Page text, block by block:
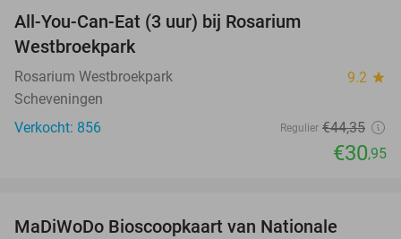
All-You-Can-Eat (3 uur) bij Rosarium
Westbroekpark
Rosarium Westbroekpark 9.2 star
Scheveningen
Verkocht: 856
Regulier €44,35
€30,95
MaDiWoDo Bioscoopkaart van Nationale